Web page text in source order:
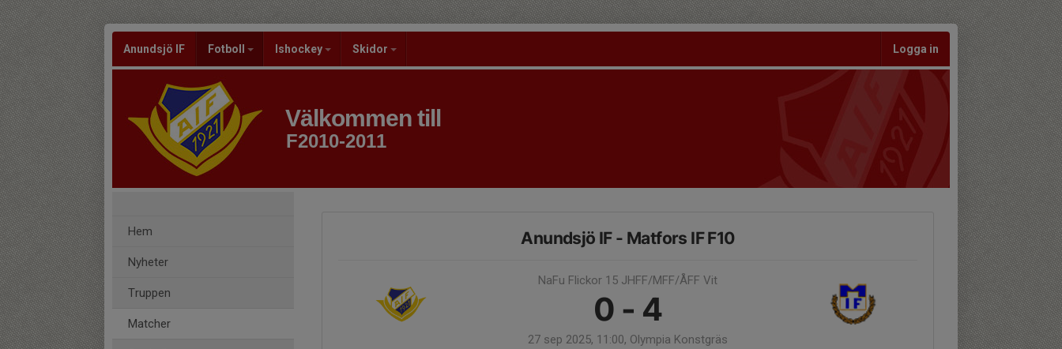
Anundsjö IF Fotboll Ishockey Skidor Logga in
Välkommen till
F2010-2011
Hem
Nyheter
Truppen
Matcher
Anundsjö IF - Matfors IF F10
NaFu Flickor 15 JHFF/MFF/ÅFF Vit
0 - 4
27 sep 2025, 11:00, Olympia Konstgräs